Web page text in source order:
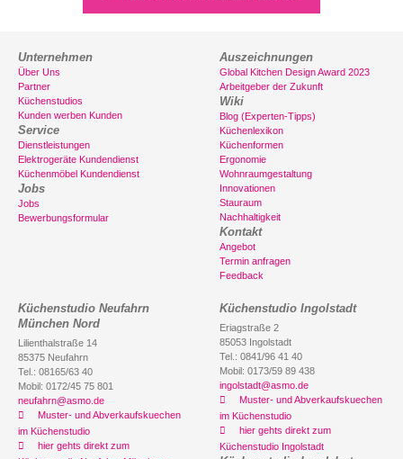
Unternehmen
Über Uns
Partner
Küchenstudios
Kunden werben Kunden
Service
Dienstleistungen
Elektrogeräte Kundendienst
Küchenmöbel Kundendienst
Jobs
Jobs
Bewerbungsformular
Auszeichnungen
Global Kitchen Design Award 2023
Arbeitgeber der Zukunft
Wiki
Blog (Experten-Tipps)
Küchenlexikon
Küchenformen
Ergonomie
Wohnraumgestaltung
Innovationen
Stauraum
Nachhaltigkeit
Kontakt
Angebot
Termin anfragen
Feedback
Küchenstudio Neufahrn
München Nord
Lilienthalstraße 14
85375 Neufahrn
Tel.: 08165/63 40
Mobil: 0172/45 75 801
neufahrn@asmo.de
Muster- und Abverkaufskuechen
im Küchenstudio
hier gehts direkt zum
Küchenstudio Ingolstadt
Eriagstraße 2
85053 Ingolstadt
Tel.: 0841/96 41 40
Mobil: 0173/59 89 438
ingolstadt@asmo.de
Muster- und Abverkaufskuechen
im Küchenstudio
hier gehts direkt zum
Küchenstudio Ingolstadt